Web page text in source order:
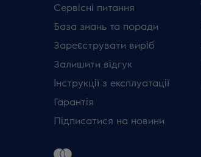
Сервісні питання
База знань та поради
Зареєструвати виріб
Залишити відгук
Інструкції з експлуатації
Гарантія
Підписатися на новини